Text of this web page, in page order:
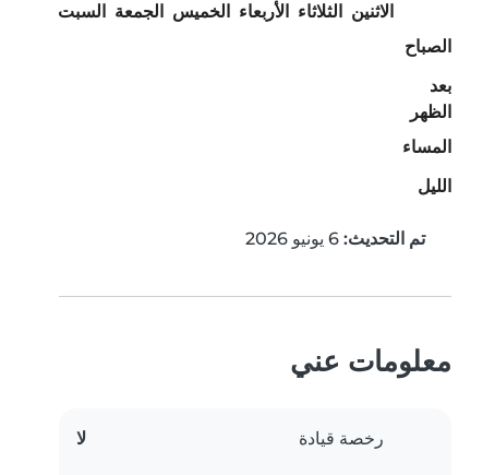
الاثنين الثلاثاء الأربعاء الخميس الجمعة السبت
الصباح
بعد
الظهر
المساء
الليل
تم التحديث:
معلومات عني
رخصة قيادة لا